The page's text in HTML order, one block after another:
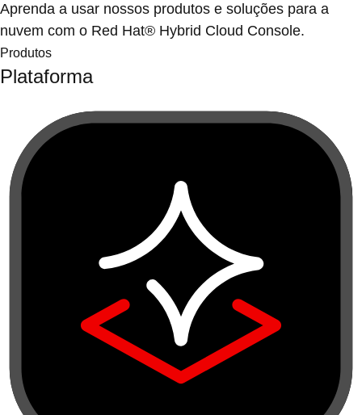
Aprenda a usar nossos produtos e soluções para a
nuvem com o Red Hat® Hybrid Cloud Console.
Produtos
Plataforma